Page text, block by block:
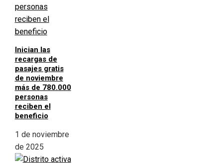
Inician las
recargas de
pasajes gratis
de noviembre
más de 780.000
personas
reciben el
beneficio
1 de noviembre
de 2025